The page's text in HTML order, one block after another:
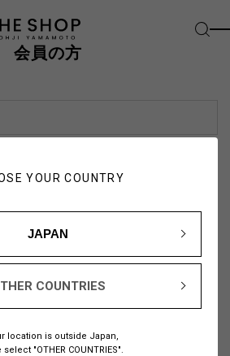
YOUR COUNTRY
JAPAN
COUNTRIES
location is outside Japan,
"OTHER COUNTRIES".
会員の方
または